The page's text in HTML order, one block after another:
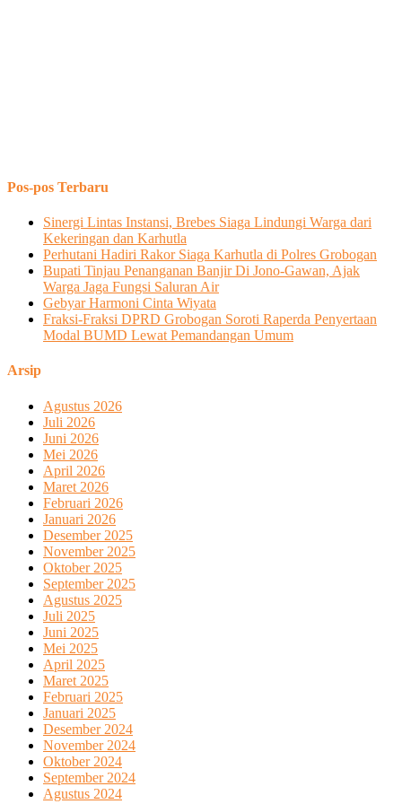
Pos-pos Terbaru
Sinergi Lintas Instansi, Brebes Siaga Lindungi Warga dari
Kekeringan dan Karhutla
Perhutani Hadiri Rakor Siaga Karhutla di Polres Grobogan
Bupati Tinjau Penanganan Banjir Di Jono-Gawan, Ajak
Warga Jaga Fungsi Saluran Air
Gebyar Harmoni Cinta Wiyata
Fraksi-Fraksi DPRD Grobogan Soroti Raperda Penyertaan
Modal BUMD Lewat Pemandangan Umum
Arsip
Agustus 2026
Juli 2026
Juni 2026
Mei 2026
April 2026
Maret 2026
Februari 2026
Januari 2026
Desember 2025
November 2025
Oktober 2025
September 2025
Agustus 2025
Juli 2025
Juni 2025
Mei 2025
April 2025
Maret 2025
Februari 2025
Januari 2025
Desember 2024
November 2024
Oktober 2024
September 2024
Agustus 2024